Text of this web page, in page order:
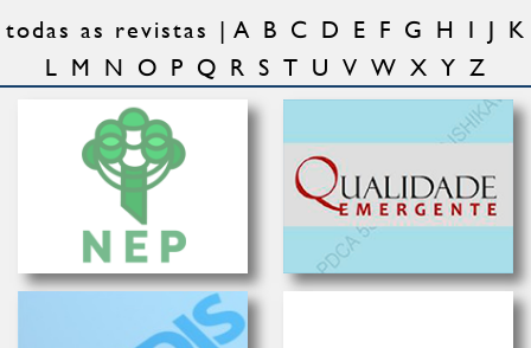
todas as revistas A B C D E F G H I J K
L M N O P Q R S T U V W X Y Z